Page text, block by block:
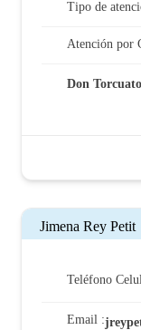
Tipo de
Atención por
Don Torcuato
Jimena Rey Petit
Teléfono
Email :